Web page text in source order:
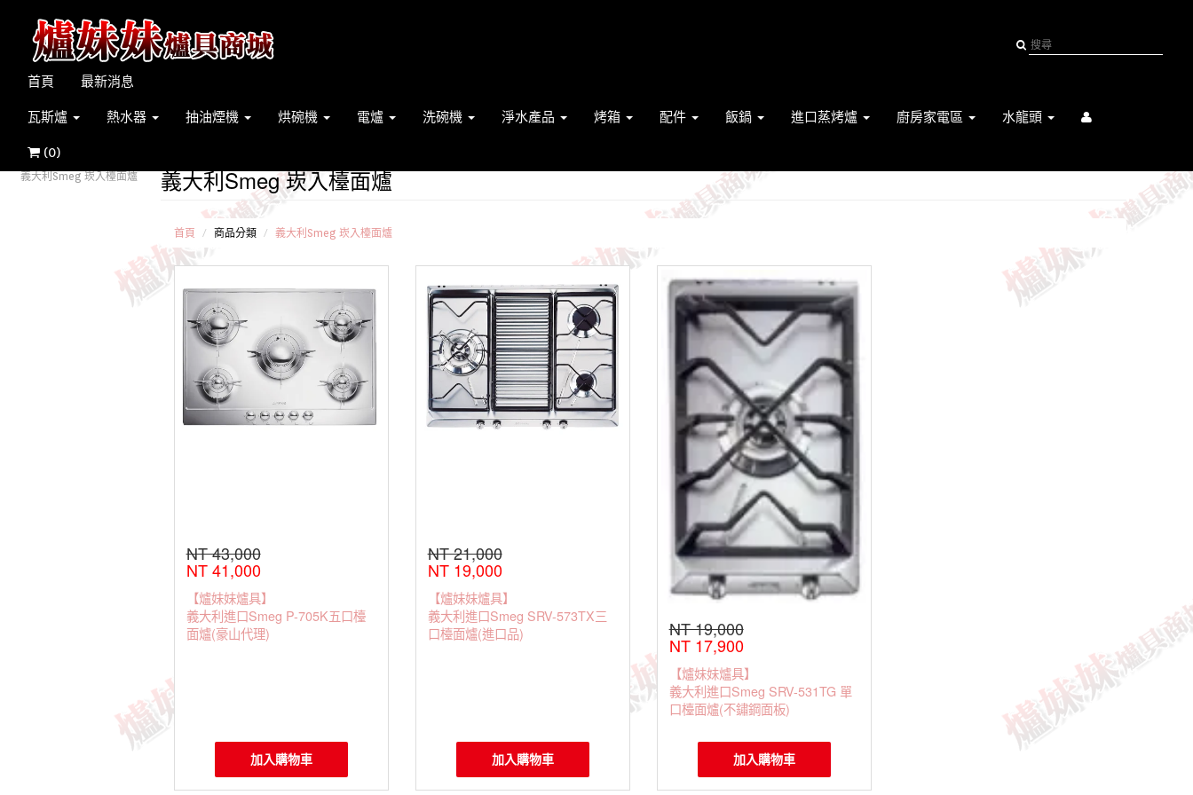
首頁 最新消息
瓦斯爐 熱水器 抽油煙機 烘碗機 電爐 洗碗機 淨水產品 烤箱 配件 飯鍋 進口蒸烤爐 廚房家電區 水龍頭
(0)
義大利Smeg 崁入檯面爐 義大利Smeg 崁入檯面爐
首頁 商品分類 義大利Smeg 崁入檯面爐
NT 43,000
NT 41,000
【爐妹妹爐具】
義大利進口Smeg P-705K五口檯
面爐(豪山代理)
加入購物車
NT 21,000
NT 19,000
【爐妹妹爐具】
義大利進口Smeg SRV-573TX三
口檯面爐(進口品)
加入購物車
NT 19,000
NT 17,900
【爐妹妹爐具】
義大利進口Smeg SRV-531TG 單
口檯面爐(不鏽鋼面板)
加入購物車